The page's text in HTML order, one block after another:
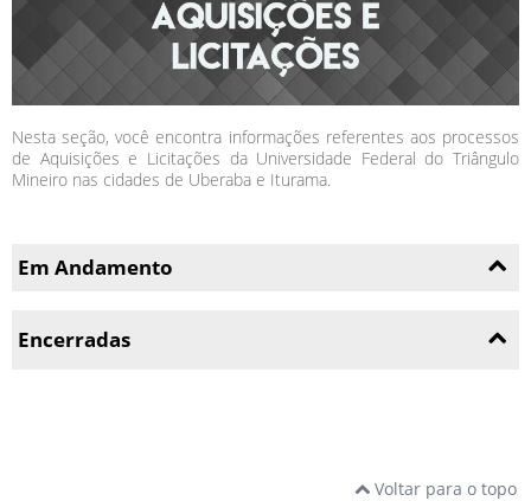
Nesta seção, você encontra informações referentes aos processos
de Aquisições e Licitações da Universidade Federal do Triângulo
Mineiro nas cidades de Uberaba e Iturama.
Em Andamento
Encerradas
Voltar para o topo